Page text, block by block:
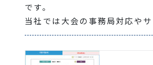
です。
当社では大会の事務局対応や